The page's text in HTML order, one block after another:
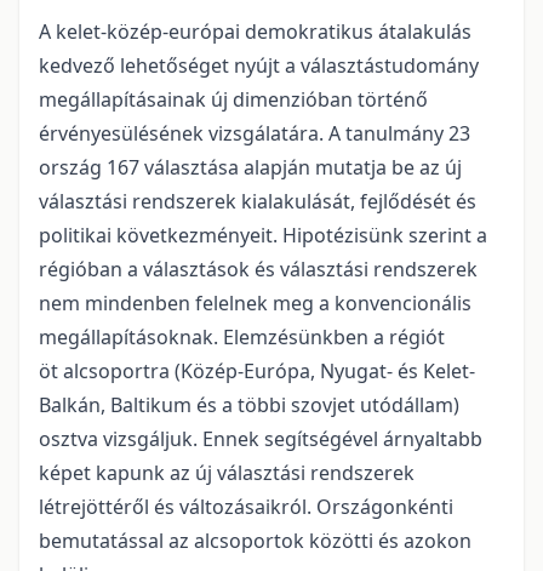
A kelet-közép-európai demokratikus átalakulás
kedvező lehetőséget nyújt a választástudomány
megállapításainak új dimenzióban történő
érvényesülésének vizsgálatára. A tanulmány 23
ország 167 választása alapján mutatja be az új
választási rendszerek kialakulását, fejlődését és
politikai következményeit. Hipotézisünk szerint a
régióban a választások és választási rendszerek
nem mindenben felelnek meg a konvencionális
megállapításoknak. Elemzésünkben a régiót
öt alcsoportra (Közép-Európa, Nyugat- és Kelet-
Balkán, Baltikum és a többi szovjet utódállam)
osztva vizsgáljuk. Ennek segítségével árnyaltabb
képet kapunk az új választási rendszerek
létrejöttéről és változásaikról. Országonkénti
bemutatással az alcsoportok közötti és azokon